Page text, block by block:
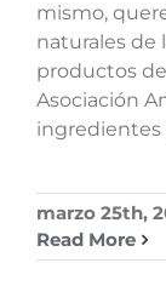
mismo,
naturales de
productos
Asociación
ingredientes
marzo 25th,
Read More